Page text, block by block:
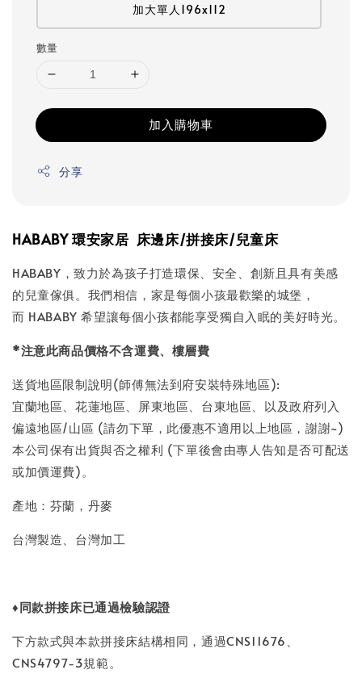
加大單人196x112
數量
加入購物車
分享
HABABY環安家居 床邊床/拼接床/兒童床
HABABY，致力於為孩子打造環保、安全、創新且具有美感
的兒童傢俱。我們相信，家是每個小孩最歡樂的城堡，
而 HABABY 希望讓每個小孩都能享受獨自入眠的美好時光。
*注意此商品價格不含運費、樓層費
送貨地區限制說明(師傅無法到府安裝特殊地區):
宜蘭地區、花蓮地區、屏東地區、台東地區、以及政府列入
偏遠地區/山區 (請勿下單，此優惠不適用以上地區，謝謝~)
本公司保有出貨與否之權利 (下單後會由專人告知是否可配送
或加價運費)。
產地：芬蘭，丹麥
台灣製造、台灣加工
♦同款拼接床已通過檢驗認證
下方款式與本款拼接床結構相同，通過CNS11676、
CNS4797-3規範。